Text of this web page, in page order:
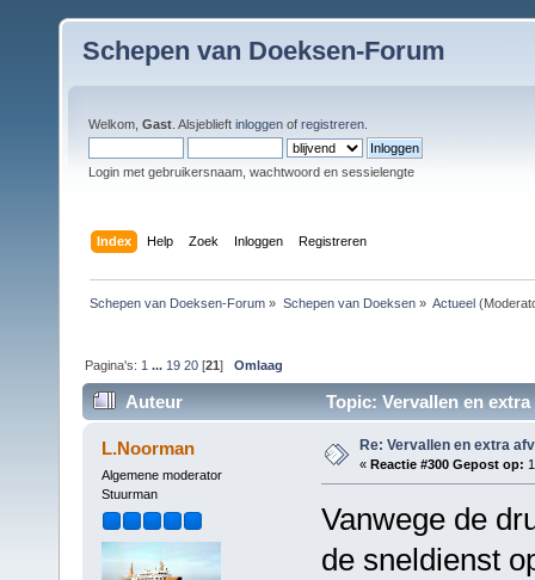
Schepen van Doeksen-Forum
Welkom, Gast . Alsjeblieft inloggen of registreren
Login met gebruikersnaam, wachtwoord en sessielengte
Index Help Zoek Inloggen Registreren
Schepen van Doeksen-Forum » Schepen van Doeksen» Actueel
Pagina's: 1 ... 19 20 [21]Omlaag
Auteur Topic: Vervallen en
L.Noorman
Algemene moderator
Stuurman
Re: Vervallen en extra
« Reactie #300 Gepost op:
Vanwege de
de sneldienst